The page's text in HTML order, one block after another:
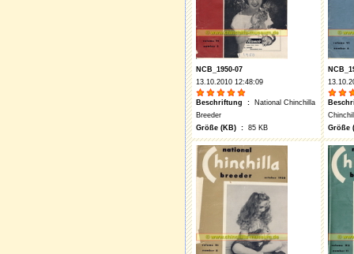
NCB_1950-07
13.10.2010 12:48:09
Beschriftung : National Chinchilla
Breeder
Größe (KB) : 85 KB